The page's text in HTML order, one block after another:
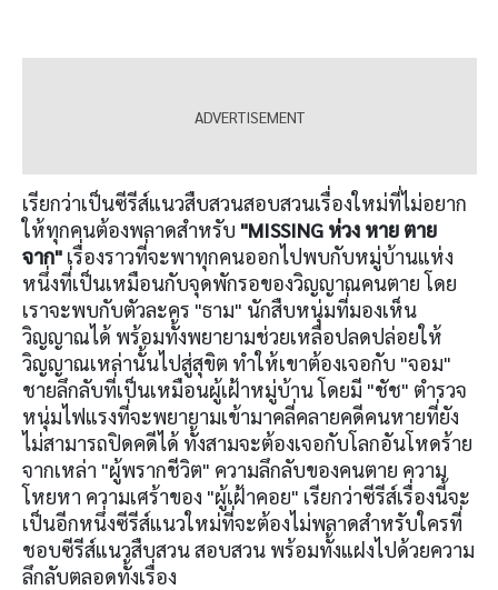
เรียกว่าเป็นซีรีส์แนวสืบสวนสอบสวนเรื่องใหม่ที่ไม่อยาก
ให้ทุกคนต้องพลาดสำหรับ "MISSING ห่วง หาย ตาย
จาก" เรื่องราวที่จะพาทุกคนออกไปพบกับหมู่บ้านแห่ง
หนึ่งที่เป็นเหมือนกับจุดพักรอของวิญญาณคนตาย โดย
เราจะพบกับตัวละคร "ธาม" นักสืบหนุ่มที่มองเห็น
วิญญาณได้ พร้อมทั้งพยายามช่วยเหลือปลดปล่อยให้
วิญญาณเหล่านั้นไปสู่สุขิต ทำให้เขาต้องเจอกับ "จอม"
ชายลึกลับที่เป็นเหมือนผู้เฝ้าหมู่บ้าน โดยมี "ชัช" ตำรวจ
หนุ่มไฟแรงที่จะพยายามเข้ามาคลี่คลายคดีคนหายที่ยัง
ไม่สามารถปิดคดีได้ ทั้งสามจะต้องเจอกับโลกอันโหดร้าย
จากเหล่า "ผู้พรากชีวิต" ความลึกลับของคนตาย ความ
โหยหา ความเศร้าของ "ผู้เฝ้าคอย" เรียกว่าซีรีส์เรื่องนี้จะ
เป็นอีกหนึ่งซีรีส์แนวใหม่ที่จะต้องไม่พลาดสำหรับใครที่
ชอบซีรีส์แนวสืบสวน สอบสวน พร้อมทั้งแฝงไปด้วยความ
ลึกลับตลอดทั้งเรื่อง